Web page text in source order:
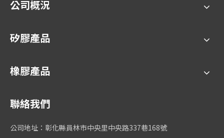
公司概況
矽膠產品
橡膠產品
聯絡我們
公司地址：彰化縣員林市中央里中央路337巷168號